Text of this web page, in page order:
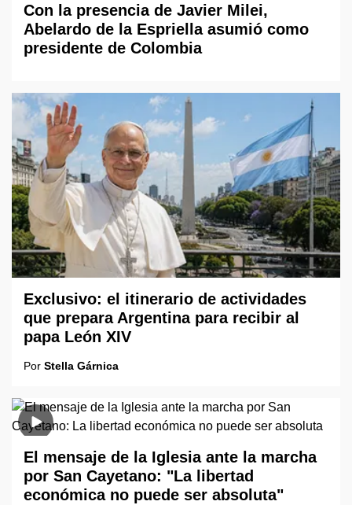
Con la presencia de Javier Milei,
Abelardo de la Espriella asumió como
presidente de Colombia
Exclusivo: el itinerario de actividades
que prepara Argentina para recibir al
papa León XIV
Por Stella Gárnica
El mensaje de la Iglesia ante la marcha
por San Cayetano: "La libertad
económica no puede ser absoluta"